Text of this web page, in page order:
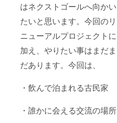
はネクストゴールへ向かい
たいと思います。今回のリ
ニューアルプロジェクトに
加え、やりたい事はまだま
だあります。今回は、
・飲んで泊まれる古民家
・誰かに会える交流の場所